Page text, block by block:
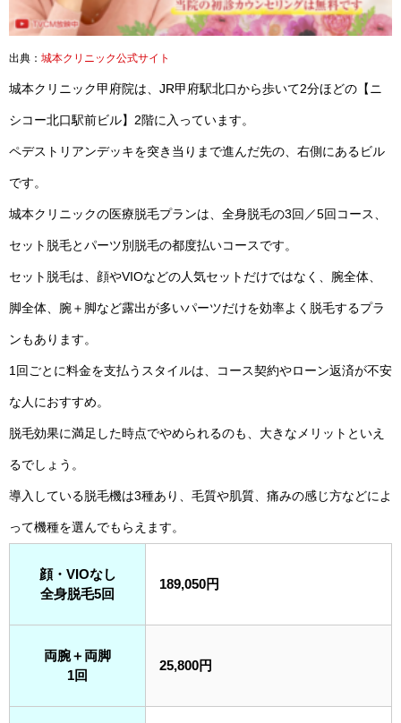
出典： 城本クリニック公式サイト
城本クリニック甲府院は、JR甲府駅北口から歩いて2分ほどの【ニ
シコー北口駅前ビル】2階に入っています。
ペデストリアンデッキを突き当りまで進んだ先の、右側にあるビル
です。
城本クリニックの医療脱毛プランは、全身脱毛の3回／5回コース、
セット脱毛とパーツ別脱毛の都度払いコースです。
セット脱毛は、顔やVIOなどの人気セットだけではなく、腕全体、
脚全体、腕＋脚など露出が多いパーツだけを効率よく脱毛するプラ
ンもあります。
1回ごとに料金を支払うスタイルは、コース契約やローン返済が不安
な人におすすめ。
脱毛効果に満足した時点でやめられるのも、大きなメリットといえ
るでしょう。
導入している脱毛機は3種あり、毛質や肌質、痛みの感じ方などによ
って機種を選んでもらえます。
顔・VIOなし
全身脱毛5回
189,050円
両腕＋両脚
1回
25,800円